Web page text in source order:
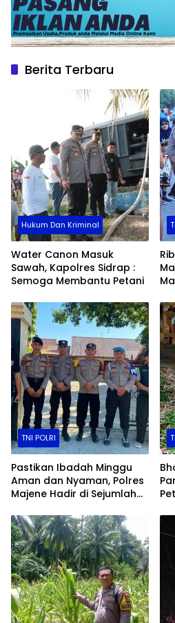
Berita Terbaru
Hukum Dan Kriminal
Water Canon Masuk
Sawah, Kapolres Sidrap :
Semoga Membantu Petani
TNI POLRI
Pastikan Ibadah Minggu
Aman dan Nyaman, Polres
Majene Hadir di Sejumlah